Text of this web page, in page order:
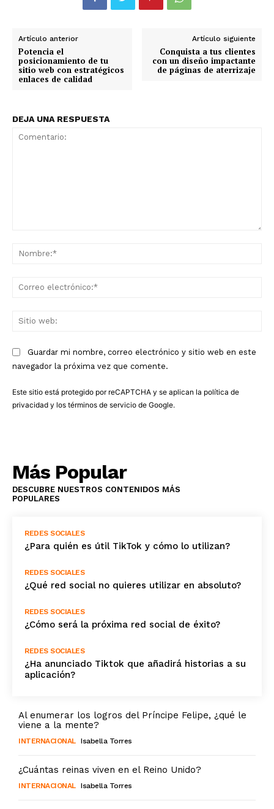
Artículo anterior
Potencia el
posicionamiento de tu
sitio web con estratégicos
enlaces de calidad
Artículo siguiente
Conquista a tus clientes
con un diseño impactante
de páginas de aterrizaje
DEJA UNA RESPUESTA
Guardar mi nombre, correo electrónico y sitio web en este
navegador la próxima vez que comente.
Este sitio está protegido por reCAPTCHA y se aplican la política de
privacidad y los términos de servicio de Google.
Más Popular
DESCUBRE NUESTROS CONTENIDOS MÁS
POPULARES
REDES SOCIALES
¿Para quién es útil TikTok y cómo lo utilizan?
REDES SOCIALES
¿Qué red social no quieres utilizar en absoluto?
REDES SOCIALES
¿Cómo será la próxima red social de éxito?
REDES SOCIALES
¿Ha anunciado Tiktok que añadirá historias a su
aplicación?
Al enumerar los logros del Príncipe Felipe, ¿qué le
viene a la mente?
INTERNACIONAL Isabella Torres
¿Cuántas reinas viven en el Reino Unido?
INTERNACIONAL Isabella Torres